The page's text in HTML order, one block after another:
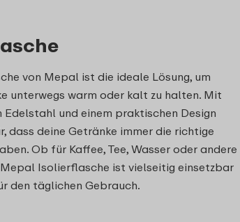
von Mepal ist die ideale Lösung, um
unterwegs warm oder kalt zu halten. Mit
Edelstahl und einem praktischen Design
dass deine Getränke immer die richtige
Ob für Kaffee, Tee, Wasser oder andere
Isolierflasche ist vielseitig einsetzbar
den täglichen Gebrauch.